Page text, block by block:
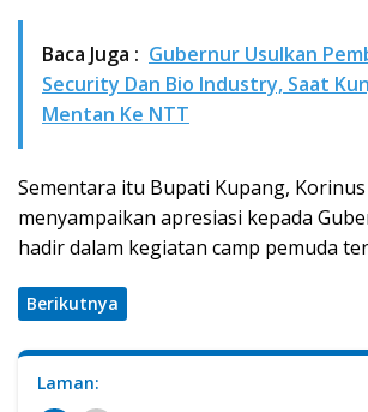
Baca Juga : Gubernur Usulkan
Security Dan Bio Industry, Saat
Mentan Ke NTT
Sementara itu Bupati Kupang,
menyampaikan apresiasi kepada
hadir dalam kegiatan camp pemuda
Berikutnya
Laman: